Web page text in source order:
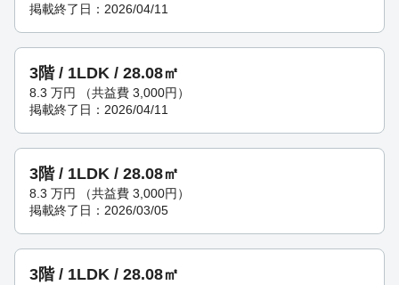
掲載終了日：2026/04/11
3階 / 1LDK / 28.08㎡
8.3 万円 （共益費 3,000円）
掲載終了日：2026/04/11
3階 / 1LDK / 28.08㎡
8.3 万円 （共益費 3,000円）
掲載終了日：2026/03/05
3階 / 1LDK / 28.08㎡